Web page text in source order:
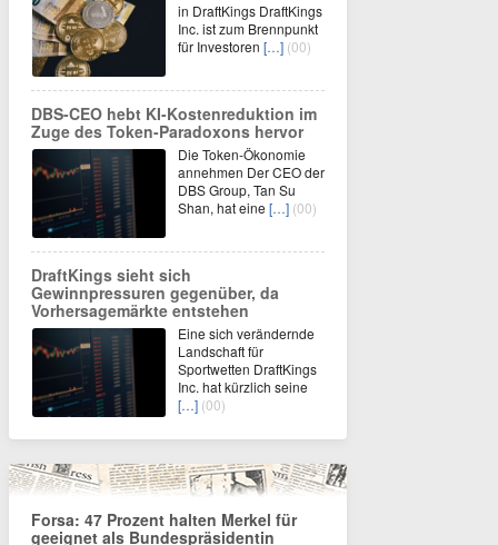
in DraftKings DraftKings
Inc. ist zum Brennpunkt
für Investoren […] (00)
DBS-CEO hebt KI-Kostenreduktion im
Zuge des Token-Paradoxons hervor
Die Token-Ökonomie
annehmen Der CEO der
DBS Group, Tan Su
Shan, hat eine […] (00)
DraftKings sieht sich
Gewinnpressuren gegenüber, da
Vorhersagemärkte entstehen
Eine sich verändernde
Landschaft für
Sportwetten DraftKings
Inc. hat kürzlich seine
[…] (00)
Forsa: 47 Prozent halten Merkel für
geeignet als Bundespräsidentin